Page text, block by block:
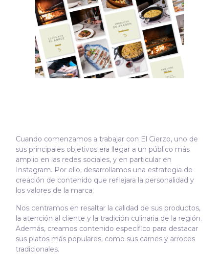
Cuando comenzamos a trabajar con El Cierzo, uno de
sus principales objetivos era llegar a un público más
amplio en las redes sociales, y en particular en
Instagram. Por ello, desarrollamos una estrategia de
creación de contenido que reflejara la personalidad y
los valores de la marca.
Nos centramos en resaltar la calidad de sus productos,
la atención al cliente y la tradición culinaria de la región.
Además, creamos contenido específico para destacar
sus platos más populares, como sus carnes y arroces
tradicionales.